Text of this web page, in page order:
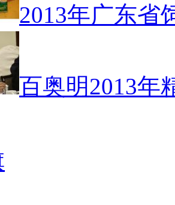
2013年广东省
百奥明2013年